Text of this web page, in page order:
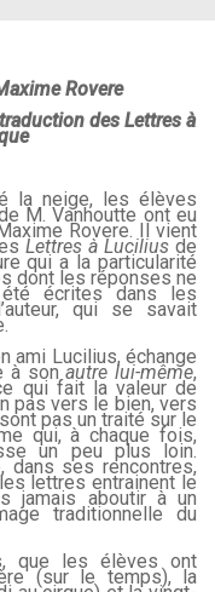
Rovere
des Lettres à
la neige, les élèves
M. Vanhoutte ont eu
Rovere. Il vient
Lettres à Lucilius de
qui a la particularité
dont les réponses ne
écrites dans les
qui se savait
ami Lucilius, échange
à sonautre lui-même,
qui fait la valeur de
pas vers le bien, vers
pas un traité sur le
qui, à chaque fois,
un peu plus loin.
dans ses rencontres,
lettres entrainent le
jamais aboutir à un
traditionnelle du
que les élèves ont
(sur le temps), la